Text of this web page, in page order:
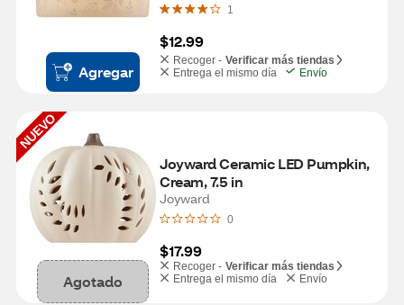
Agregar
1
$12.99
Recoger - Verificar más tiendas
Entrega el mismo día
Envío
NUEVO
Agotado
Joyward Ceramic LED Pumpkin,
Cream, 7.5 in
Joyward
0
$17.99
Recoger - Verificar más tiendas
Entrega el mismo día
Envío